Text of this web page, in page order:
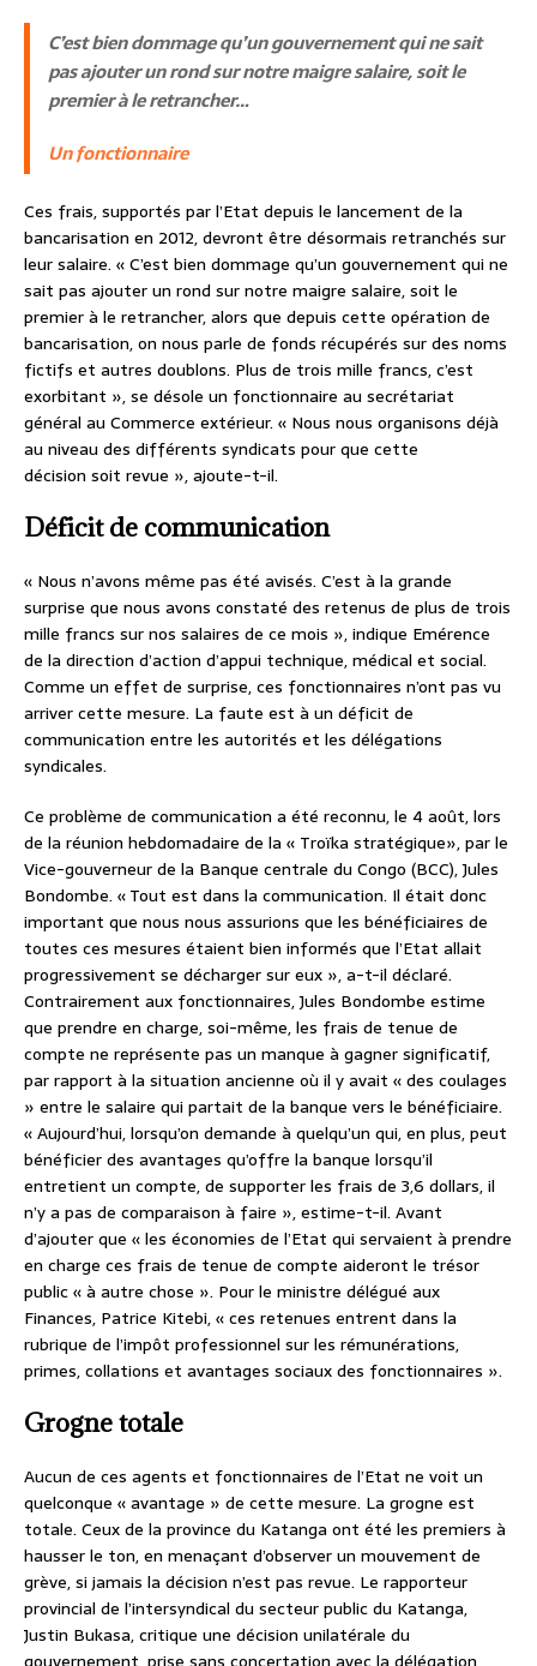
C’est bien dommage qu’un gouvernement qui ne sait
pas ajouter un rond sur notre maigre salaire, soit le
premier à le retrancher…
Un fonctionnaire
Ces frais, supportés par l’Etat depuis le lancement de la
bancarisation en 2012, devront être désormais retranchés sur
leur salaire. « C’est bien dommage qu’un gouvernement qui ne
sait pas ajouter un rond sur notre maigre salaire, soit le
premier à le retrancher, alors que depuis cette opération de
bancarisation, on nous parle de fonds récupérés sur des noms
fictifs et autres doublons. Plus de trois mille francs, c’est
exorbitant », se désole un fonctionnaire au secrétariat
général au Commerce extérieur. « Nous nous organisons déjà
au niveau des différents syndicats pour que cette
décision soit revue », ajoute-t-il.
Déficit de communication
« Nous n’avons même pas été avisés. C’est à la grande
surprise que nous avons constaté des retenus de plus de trois
mille francs sur nos salaires de ce mois », indique Emérence
de la direction d’action d’appui technique, médical et social.
Comme un effet de surprise, ces fonctionnaires n’ont pas vu
arriver cette mesure. La faute est à un déficit de
communication entre les autorités et les délégations
syndicales.
Ce problème de communication a été reconnu, le 4 août, lors
de la réunion hebdomadaire de la « Troïka stratégique», par le
Vice-gouverneur de la Banque centrale du Congo (BCC), Jules
Bondombe. « Tout est dans la communication. Il était donc
important que nous nous assurions que les bénéficiaires de
toutes ces mesures étaient bien informés que l’Etat allait
progressivement se décharger sur eux », a-t-il déclaré.
Contrairement aux fonctionnaires, Jules Bondombe estime
que prendre en charge, soi-même, les frais de tenue de
compte ne représente pas un manque à gagner significatif,
par rapport à la situation ancienne où il y avait « des coulages
» entre le salaire qui partait de la banque vers le bénéficiaire.
« Aujourd’hui, lorsqu’on demande à quelqu’un qui, en plus, peut
bénéficier des avantages qu’offre la banque lorsqu’il
entretient un compte, de supporter les frais de 3,6 dollars, il
n’y a pas de comparaison à faire », estime-t-il. Avant
d’ajouter que « les économies de l’Etat qui servaient à prendre
en charge ces frais de tenue de compte aideront le trésor
public « à autre chose ». Pour le ministre délégué aux
Finances, Patrice Kitebi, « ces retenues entrent dans la
rubrique de l’impôt professionnel sur les rémunérations,
primes, collations et avantages sociaux des fonctionnaires ».
Grogne totale
Aucun de ces agents et fonctionnaires de l’Etat ne voit un
quelconque « avantage » de cette mesure. La grogne est
totale. Ceux de la province du Katanga ont été les premiers à
hausser le ton, en menaçant d’observer un mouvement de
grève, si jamais la décision n’est pas revue. Le rapporteur
provincial de l’intersyndical du secteur public du Katanga,
Justin Bukasa, critique une décision unilatérale du